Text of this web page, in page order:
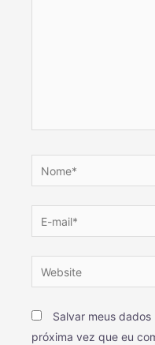
Salvar meus
próxima vez que eu